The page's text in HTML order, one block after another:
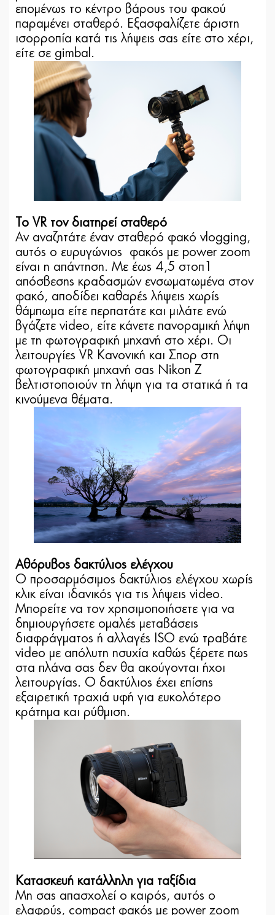
επομένως το κέντρο βάρους του φακού
παραμένει σταθερό. Εξασφαλίζετε άριστη
ισορροπία κατά τις λήψεις σας είτε στο χέρι,
είτε σε gimbal.
Το VR τον διατηρεί σταθερό
Αν αναζητάτε έναν σταθερό φακό vlogging,
αυτός ο ευρυγώνιος φακός με power zoom
είναι η απάντηση. Με έως 4,5 στοπ1
απόσβεσης κραδασμών ενσωματωμένα στον
φακό, αποδίδει καθαρές λήψεις χωρίς
θάμπωμα είτε περπατάτε και μιλάτε ενώ
βγάζετε video, είτε κάνετε πανοραμική λήψη
με τη φωτογραφική μηχανή στο χέρι. Οι
λειτουργίες VR Κανονική και Σπορ στη
φωτογραφική μηχανή σας Nikon Z
βελτιστοποιούν τη λήψη για τα στατικά ή τα
κινούμενα θέματα.
Αθόρυβος δακτύλιος ελέγχου
Ο προσαρμόσιμος δακτύλιος ελέγχου χωρίς
κλικ είναι ιδανικός για τις λήψεις video.
Μπορείτε να τον χρησιμοποιήσετε για να
δημιουργήσετε ομαλές μεταβάσεις
διαφράγματος ή αλλαγές ISO ενώ τραβάτε
video με απόλυτη ησυχία καθώς ξέρετε πως
στα πλάνα σας δεν θα ακούγονται ήχοι
λειτουργίας. Ο δακτύλιος έχει επίσης
εξαιρετική τραχιά υφή για ευκολότερο
κράτημα και ρύθμιση.
Κατασκευή κατάλληλη για ταξίδια
Μη σας απασχολεί ο καιρός, αυτός ο
ελαφρύς, compact φακός με power zoom